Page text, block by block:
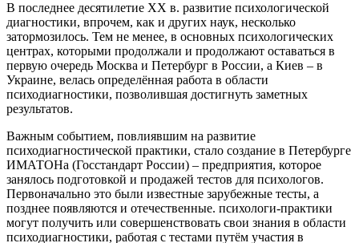
В последнее десятилетие XX в. развитие психологической
диагностики, впрочем, как и других наук, несколько
затормозилось. Тем не менее, в основных психологических
центрах, которыми продолжали и продолжают оставаться в
первую очередь Москва и Петербург в России, а Киев – в
Украине, велась определённая работа в области
психодиагностики, позволившая достигнуть заметных
результатов.
Важным событием, повлиявшим на развитие
психодиагностической практики, стало создание в Петербурге
ИМАТОНа (Госстандарт России) – предприятия, которое
занялось подготовкой и продажей тестов для психологов.
Первоначально это были известные зарубежные тесты, а
позднее появляются и отечественные. психологи-практики
могут получить или совершенствовать свои знания в области
психодиагностики, работая с тестами путём участия в